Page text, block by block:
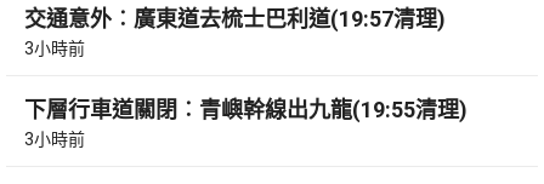
交通意外︰廣東道去梳士巴利道(19:57清理)
3小時前
下層行車道關閉︰青嶼幹線出九龍(19:55清理)
3小時前